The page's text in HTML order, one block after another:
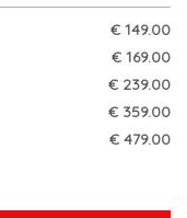
€ 149.00
€ 169.00
€ 239.00
€ 359.00
€ 479.00